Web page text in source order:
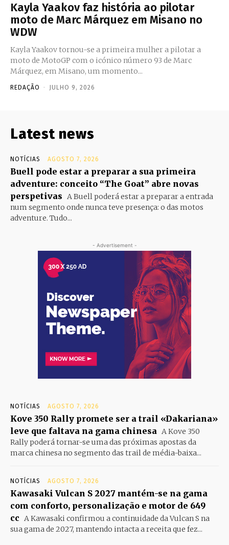
Kayla Yaakov faz história ao pilotar
moto de Marc Márquez em Misano no
WDW
Kayla Yaakov tornou-se a primeira mulher a pilotar a
moto de MotoGP com o icónico número 93 de Marc
Márquez, em Misano, um momento...
REDAÇÃO - JULHO 9, 2026
Latest news
NOTÍCIAS AGOSTO 7, 2026
Buell pode estar a preparar a sua primeira
adventure: conceito “The Goat” abre novas
perspetivas A Buell poderá estar a preparar a entrada
num segmento onde nunca teve presença: o das motos
adventure. Tudo...
- Advertisement -
NOTÍCIAS AGOSTO 7, 2026
Kove 350 Rally promete ser a trail «Dakariana»
leve que faltava na gama chinesa A Kove 350
Rally poderá tornar-se uma das próximas apostas da
marca chinesa no segmento das trail de média-baixa...
NOTÍCIAS AGOSTO 7, 2026
Kawasaki Vulcan S 2027 mantém-se na gama
com conforto, personalização e motor de 649
cc A Kawasaki confirmou a continuidade da Vulcan S na
sua gama de 2027, mantendo intacta a receita que fez...